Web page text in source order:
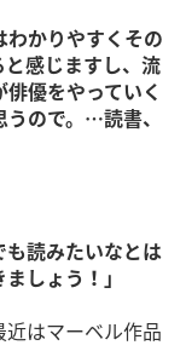
かりやすくその
感じますし、流
優をやっていく
ので。…読書、
も読みたいなとは
しょう！」
はマーベル作品